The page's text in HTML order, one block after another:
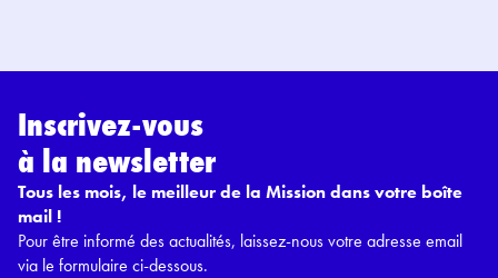
Inscrivez-vous
à la newsletter
Tous les mois, le meilleur de la Mission dans votre boîte
mail !
Pour être informé des actualités, laissez-nous votre adresse email
via le formulaire ci-dessous.